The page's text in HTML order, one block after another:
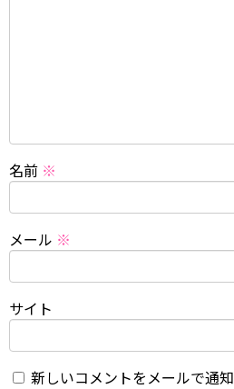
名前 ※
メール ※
サイト
新しいコメントをメールで通知